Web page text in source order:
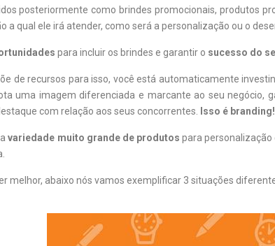
posteriormente como brindes promocionais, produtos
a qual ele irá atender, como será a personalização ou o
para incluir os brindes e garantir o sucesso do
de recursos para isso, você está automaticamente
uma imagem diferenciada e marcante ao seu
com relação aos seus concorrentes.
Isso é branding!
variedade muito grande de produtos para
melhor, abaixo nós vamos exemplificar 3 situações